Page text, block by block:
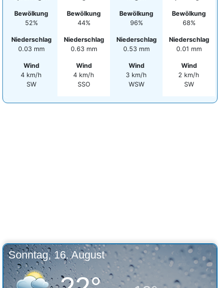
Bewölkung
52%
Niederschlag
0.03 mm
Wind
4 km/h
SW
Bewölkung
44%
Niederschlag
0.63 mm
Wind
4 km/h
SSO
Bewölkung
96%
Niederschlag
0.53 mm
Wind
3 km/h
WSW
Bewölkung
68%
Niederschlag
0.01 mm
Wind
2 km/h
SW
Sonntag, 16. August